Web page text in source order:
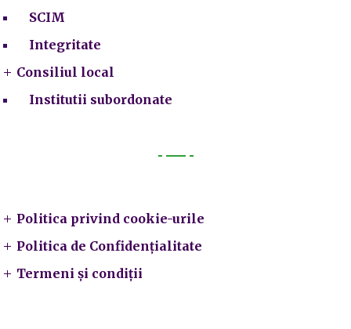
SCIM
Integritate
Consiliul local
Institutii subordonate
Politica privind cookie-urile
Politica de Confidențialitate
Termeni și condiții